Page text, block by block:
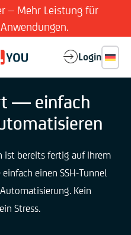
– Mehr Leistung für
Login
— einfach
ist bereits fertig auf Ihrem
einen SSH-Tunnel
Kein
Stress.